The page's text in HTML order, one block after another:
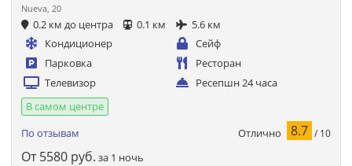
Nueva, 20
0.2 км до центра 0.1 км
5.6 км
Кондиционер
Сейф
Парковка
Ресторан
Телевизор
Ресепшн 24 часа
В самом центре
По отзывам
Отлично 8.7 / 10
От 5580 руб. за 1 ночь